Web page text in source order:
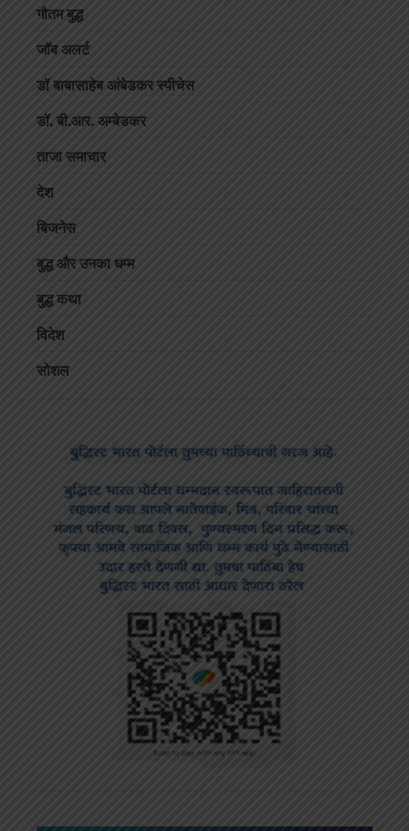
गौतम बुद्ध
जॉब अलर्ट
डॉ बाबासाहेब आंबेडकर स्पीचेस
डॉ. बी.आर. अम्बेडकर
ताजा समाचार
देश
बिजनेस
बुद्ध और उनका धम्म
बुद्ध कथा
विदेश
सोशल